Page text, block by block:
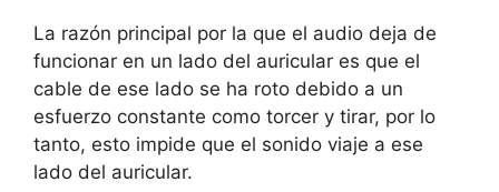
La razón principal por la que el audio deja de
funcionar en un lado del auricular es que el
cable de ese lado se ha roto debido a un
esfuerzo constante como torcer y tirar, por lo
tanto, esto impide que el sonido viaje a ese
lado del auricular.